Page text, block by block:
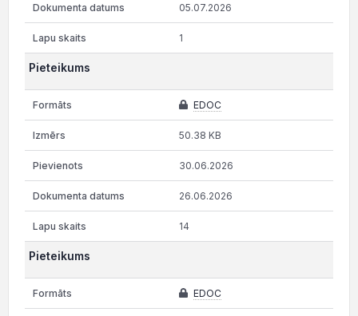
05.07.2026
1
Pieteikums
EDOC
50.38 KB
30.06.2026
26.06.2026
14
Pieteikums
EDOC